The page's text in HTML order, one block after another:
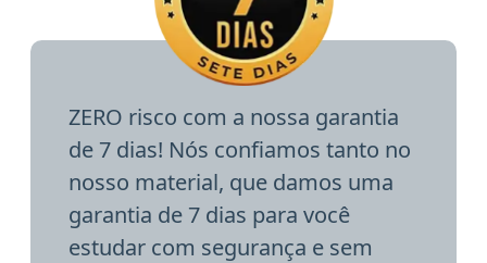
ZERO risco com a nossa garantia
de 7 dias! Nós confiamos tanto no
nosso material, que damos uma
garantia de 7 dias para você
estudar com segurança e sem